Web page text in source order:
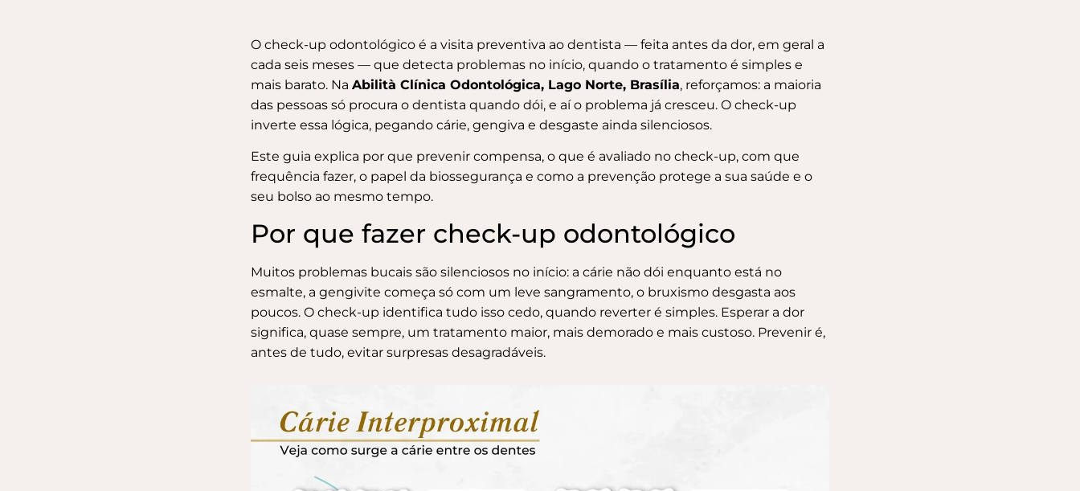
O check-up odontológico é a visita preventiva ao dentista — feita antes da dor, em geral a
cada seis meses — que detecta problemas no início, quando o tratamento é simples e
mais barato. Na Abilità Clínica Odontológica, Lago Norte, Brasília, reforçamos: a maioria
das pessoas só procura o dentista quando dói, e aí o problema já cresceu. O check-up
inverte essa lógica, pegando cárie, gengiva e desgaste ainda silenciosos.
Este guia explica por que prevenir compensa, o que é avaliado no check-up, com que
frequência fazer, o papel da biossegurança e como a prevenção protege a sua saúde e o
seu bolso ao mesmo tempo.
Por que fazer check-up odontológico
Muitos problemas bucais são silenciosos no início: a cárie não dói enquanto está no
esmalte, a gengivite começa só com um leve sangramento, o bruxismo desgasta aos
poucos. O check-up identifica tudo isso cedo, quando reverter é simples. Esperar a dor
significa, quase sempre, um tratamento maior, mais demorado e mais custoso. Prevenir é,
antes de tudo, evitar surpresas desagradáveis.